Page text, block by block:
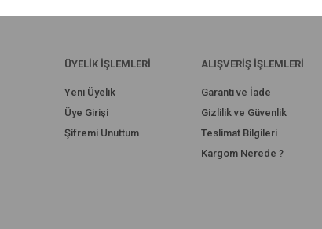
ÜYELİK İŞLEMLERİ
Yeni Üyelik
Üye Girişi
Şifremi Unuttum
ALIŞVERİŞ İŞLEMLERİ
Garanti ve İade
Gizlilik ve Güvenlik
Teslimat Bilgileri
Kargom Nerede ?